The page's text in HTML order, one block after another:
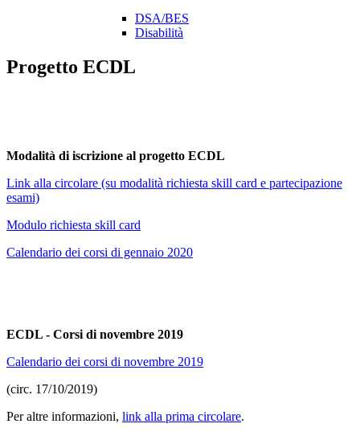
DSA/BES
Disabilità
Progetto ECDL
Modalità di iscrizione al progetto ECDL
Link alla circolare (su modalità richiesta skill card e partecipazione
esami)
Modulo richiesta skill card
Calendario dei corsi di gennaio 2020
ECDL - Corsi di novembre 2019
Calendario dei corsi di novembre 2019
(circ. 17/10/2019)
Per altre informazioni, link alla prima circolare.